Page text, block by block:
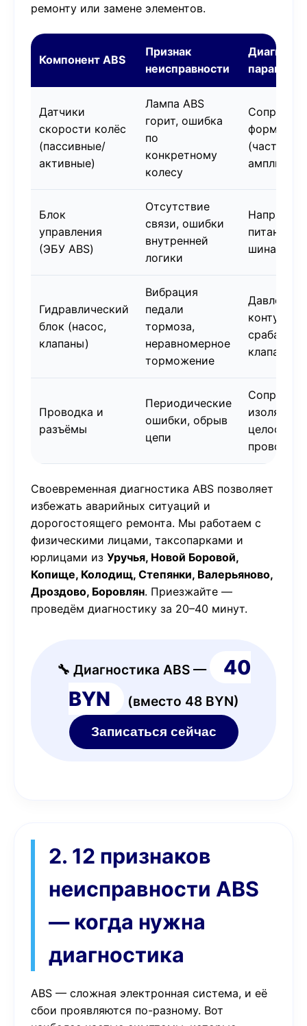
ремонту или замене элементов.
Компонент ABS
Признак
неисправности
Датчики
скорости колёс
(пассивные/
активные)
Лампа ABS
горит, ошибка
по
конкретному
колесу
форма
(частота,
Блок
управления
(ЭБУ ABS)
Отсутствие
связи, ошибки
внутренней
логики
питания,
шина,
Гидравлический
блок (насос,
клапаны)
Вибрация
педали
тормоза,
неравномерное
торможение
Давление
контурах,
клапанов
Проводка и
разъёмы
Периодические
ошибки, обрыв
цепи
изоляции,
проводов
Своевременная диагностика ABS позволяет
избежать аварийных ситуаций и
дорогостоящего ремонта. Мы работаем с
физическими лицами, таксопарками и
юрлицами из Уручья, Новой Боровой,
Копище, Колодищ, Степянки, Валерьяново,
Дроздово, Боровлян. Приезжайте —
проведём диагностику за 20–40 минут.
🔧 Диагностика ABS —
40
BYN
(вместо 48 BYN)
Записаться сейчас
2. 12 признаков
неисправности ABS
— когда нужна
диагностика
ABS — сложная электронная система, и её
сбои проявляются по-разному. Вот